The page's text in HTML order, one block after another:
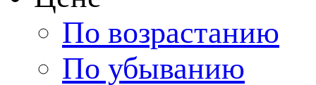
По возрастанию
По убыванию